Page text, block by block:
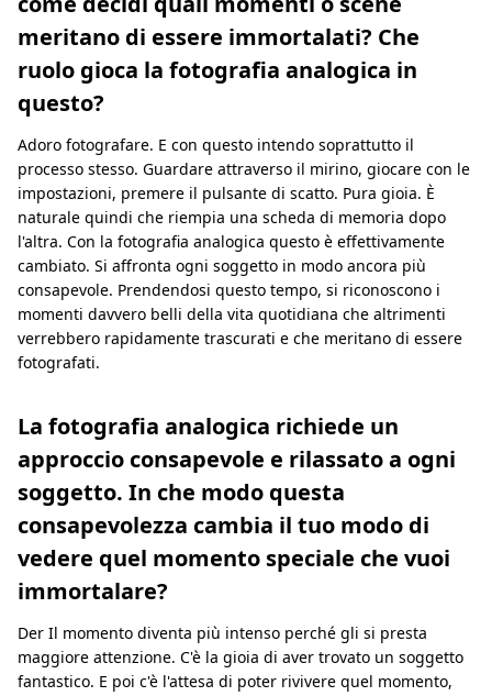
meritano di essere immortalati? Che
ruolo gioca la fotografia analogica in
questo?
Adoro fotografare. E con questo intendo soprattutto il
processo stesso. Guardare attraverso il mirino, giocare con le
impostazioni, premere il pulsante di scatto. Pura gioia. È
naturale quindi che riempia una scheda di memoria dopo
l'altra. Con la fotografia analogica questo è effettivamente
cambiato. Si affronta ogni soggetto in modo ancora più
consapevole. Prendendosi questo tempo, si riconoscono i
momenti davvero belli della vita quotidiana che altrimenti
verrebbero rapidamente trascurati e che meritano di essere
fotografati.
La fotografia analogica richiede un
approccio consapevole e rilassato a ogni
soggetto. In che modo questa
consapevolezza cambia il tuo modo di
vedere quel momento speciale che vuoi
immortalare?
Der Il momento diventa più intenso perché gli si presta
maggiore attenzione. C'è la gioia di aver trovato un soggetto
fantastico. E poi c'è l'attesa di poter rivivere quel momento,